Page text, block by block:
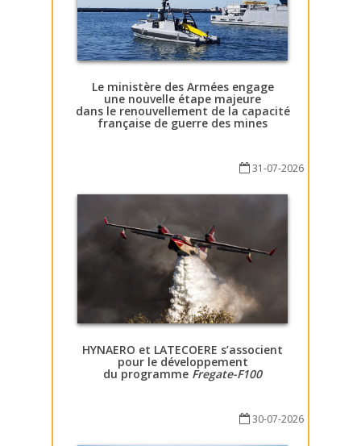
Le ministère des Armées engage
une nouvelle étape majeure
dans le renouvellement de la capacité
française de guerre des mines
31-07-2026
HYNAERO et LATECOERE s’associent
pour le développement
du programme Fregate-F100
30-07-2026